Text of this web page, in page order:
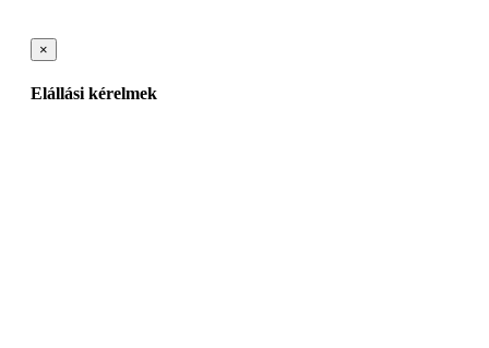
×
Elállási kérelmek